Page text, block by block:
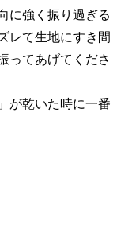
に強く振り過ぎる
レて生地にすき間
ってあげてくださ
が乾いた時に一番